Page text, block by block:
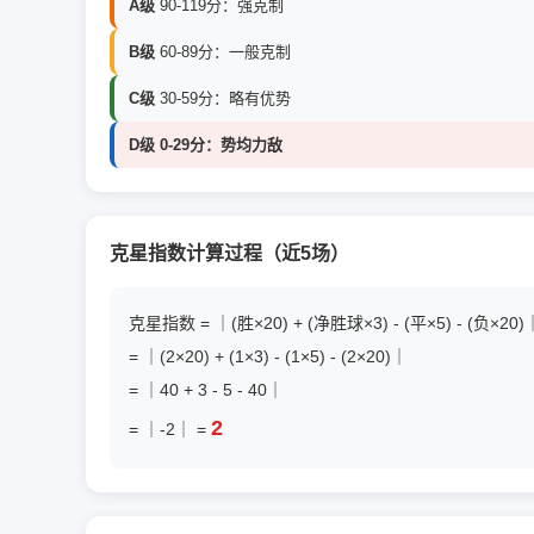
A级 90-119分：强克制
B级 60-89分：一般克制
C级 30-59分：略有优势
D级 0-29分：势均力敌
克星指数计算过程（近5场）
克星指数 = ｜(胜×20) + (净胜球×3) - (平×5) - (负×20)
= ｜(2×20) + (1×3) - (1×5) - (2×20)｜
= ｜40 + 3 - 5 - 40｜
= ｜-2｜ = 2